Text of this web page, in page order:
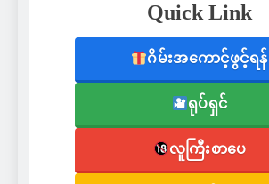
Quick Link
ဂိမ်းအကောင့်ဖွင့်ရန်
ရုပ်ရှင်
လူကြီးစာပေ